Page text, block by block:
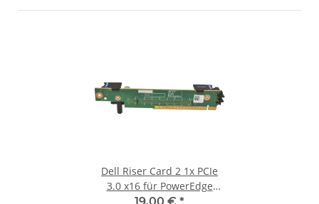
Dell Riser Card 2 1x PCIe
3.0 x16 für PowerEdge
R640 0W6D08
19,00 € *